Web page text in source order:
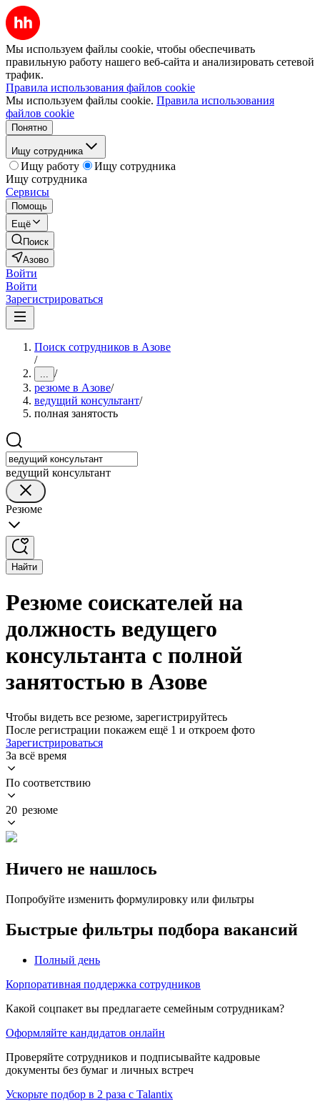
Мы используем файлы cookie, чтобы обеспечивать
правильную работу нашего веб-сайта и анализировать сетевой
трафик.
Правила использования файлов cookie
Мы используем файлы cookie. Правила использования
файлов cookie
Понятно
Ищу сотрудника
Ищу работу
Ищу сотрудника
Ищу сотрудника
Сервисы
Помощь
Ещё
Поиск
Азово
Войти
Войти
Зарегистрироваться
Поиск сотрудников в Азове
/
... /
резюме в Азове/
ведущий консультант/
полная занятость
ведущий консультант
Резюме
Найти
Резюме соискателей на
должность ведущего
консультанта с полной
занятостью в Азове
Чтобы видеть все резюме, зарегистрируйтесь
После регистрации покажем ещё 1 и откроем фото
Зарегистрироваться
За всё время
По соответствию
20 резюме
Ничего не нашлось
Попробуйте изменить формулировку или фильтры
Быстрые фильтры подбора вакансий
Полный день
Корпоративная поддержка сотрудников
Какой соцпакет вы предлагаете семейным сотрудникам?
Оформляйте кандидатов онлайн
Проверяйте сотрудников и подписывайте кадровые
документы без бумаг и личных встреч
Ускорьте подбор в 2 раза с Talantix